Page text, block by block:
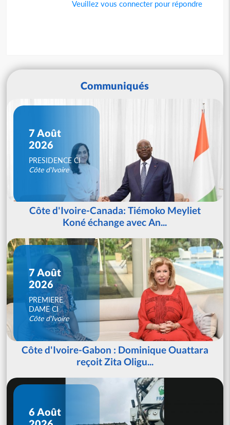
Veuillez vous connecter pour répondre
Communiqués
7 Août
2026
PRESIDENCE CI
Côte d'Ivoire
Côte d'Ivoire-Canada: Tiémoko Meyliet
Koné échange avec An...
7 Août
2026
PREMIERE
DAME CI
Côte d'Ivoire
Côte d'Ivoire-Gabon : Dominique Ouattara
reçoit Zita Oligu...
6 Août